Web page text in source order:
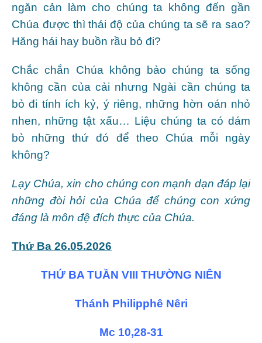
ngăn cản làm cho chúng ta không đến gần
Chúa được thì thái độ của chúng ta sẽ ra sao?
Hăng hái hay buồn rầu bỏ đi?
Chắc chắn Chúa không bảo chúng ta sống
không cần của cải nhưng Ngài cần chúng ta
bỏ đi tính ích kỷ, ý riêng, những hờn oán nhỏ
nhen, những tật xấu… Liệu chúng ta có dám
bỏ những thứ đó để theo Chúa mỗi ngày
không?
Lạy Chúa, xin cho chúng con mạnh dạn đáp lại
những đòi hỏi của Chúa để chúng con xứng
đáng là môn đệ đích thực của Chúa.
Thứ Ba 26.05.2026
THỨ BA TUẦN VIII THƯỜNG NIÊN
Thánh Philipphê Nêri
Mc 10,28-31